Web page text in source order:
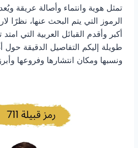
الرموز التي يتم البحث عنها، نظرًا
أكبر وأقدم القبائل العربية التي امتد
طويلة إليكم التفاصيل الدقيقة حول
ونسبها ومكان انتشارها وفروعها